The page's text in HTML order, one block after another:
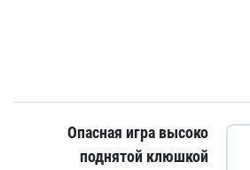
Опасная игра высоко
поднятой клюшкой